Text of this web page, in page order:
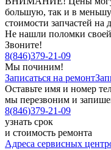
большую, так и в
стоимости запчастей на
Не нашли поломки
Звоните!
8(846)379-21-09
Мы починим!
Записаться на ремонт
Оставьте имя и номер
мы перезвоним и
8(846)379-21-09
узнать срок
и стоимость ремонта
Адреса сервисных